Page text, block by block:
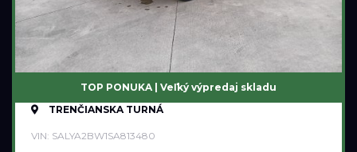
TOP PONUKA | Veľký výpredaj skladu
TRENČIANSKA TURNÁ
VIN: SALYA2BW1SA813480